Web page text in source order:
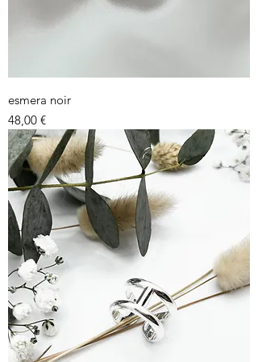
esmera noir
Prix
48,00 €